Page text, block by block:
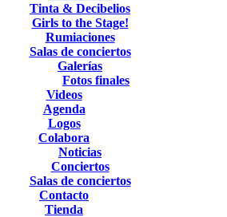
Tinta & Decibelios
Girls to the Stage!
Rumiaciones
Salas de conciertos
Galerías
Fotos finales
Videos
Agenda
Logos
Colabora
Noticias
Conciertos
Salas de conciertos
Contacto
Tienda